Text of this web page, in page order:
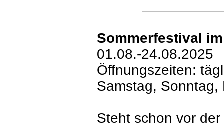
Sommerfestival
01.08.-24.08.2025
Öffnungszeiten:
Samstag, Sonntag,
Steht schon vor